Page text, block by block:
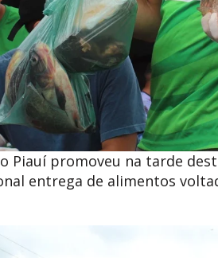
Piauí promoveu na tarde
entrega de alimentos